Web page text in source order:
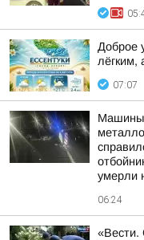
Доброе
лёгким,
07:07
Машины
умерли
06:24
«Вести.